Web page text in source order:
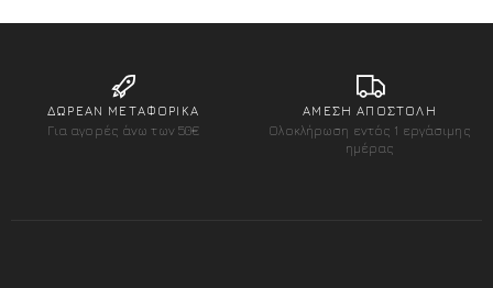
ΔΩΡΕΑΝ ΜΕΤΑΦΟΡΙΚΑ
Για αγορές άνω των 50€
ΑΜΕΣΗ ΑΠΟΣΤΟΛΗ
Ολοκλήρωση εντός 1 εργάσιμης
ημέρας